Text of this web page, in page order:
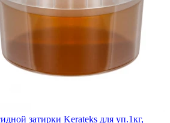
затирки Kerateks для уп.1кг,